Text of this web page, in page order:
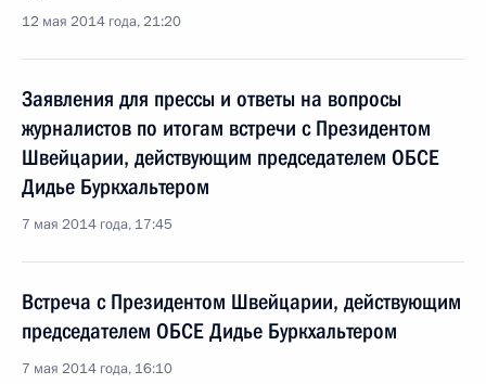
12 мая 2014 года, 21:20
Заявления для прессы и ответы на вопросы
журналистов по итогам встречи с Президентом
Швейцарии, действующим председателем ОБСЕ
Дидье Буркхальтером
7 мая 2014 года, 17:45
Встреча с Президентом Швейцарии, действующим
председателем ОБСЕ Дидье Буркхальтером
7 мая 2014 года, 16:10